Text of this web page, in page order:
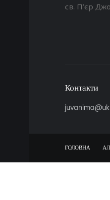
св. П’єр
Контакти
ГОЛОВНА